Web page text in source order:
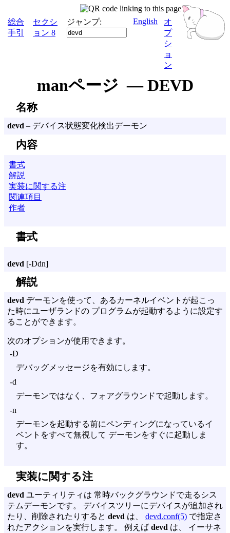
総合
手引
セクシ
ョン 8
ジャンプ: English
オ
プ
シ
ョ
ン
manページ — DEVD
名称
devd – デバイス状態変化検出デーモン
内容
書式
解説
実装に関する注
関連項目
作者
書式
devd [-Ddn]
解説
devd デーモンを使って、あるカーネルイベントが起こっ
た時にユーザランドの プログラムが起動するように設定す
ることができます。
次のオプションが使用できます。
-D
デバッグメッセージを有効にします。
-d
デーモンではなく、フォアグラウンドで起動します。
-n
デーモンを起動する前にペンディングになっているイ
ベントをすべて無視して デーモンをすぐに起動しま
す。
実装に関する注
devd ユーティリティは 常時バックグラウンドで走るシス
テムデーモンです。 デバイスツリーにデバイスが追加され
たり、削除されたりすると devd は、 devd.conf(5) で指定さ
れたアクションを実行します。 例えば devd は、 イーサネ